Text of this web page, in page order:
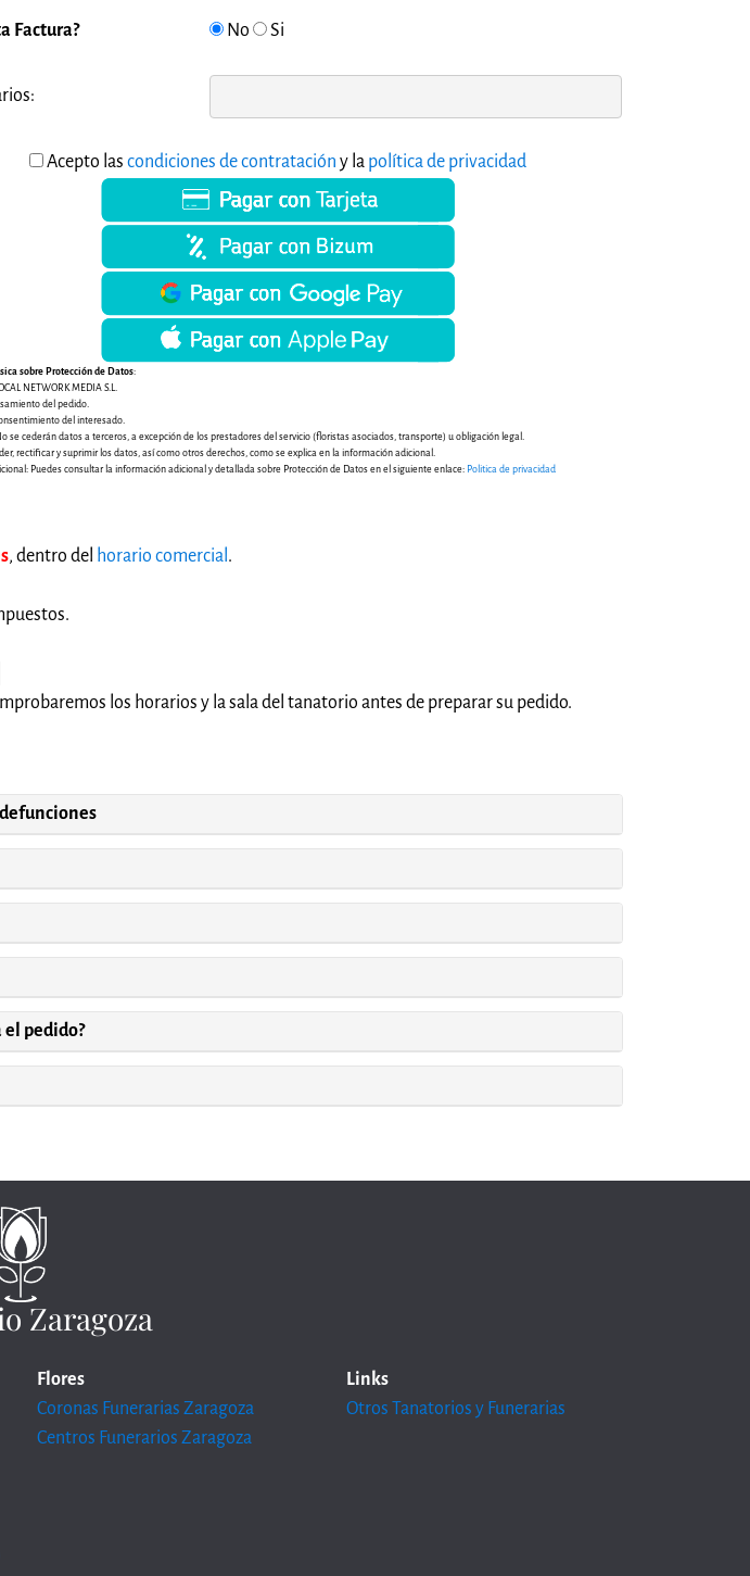
Factura? No Si
Acepto las condiciones de contratación y la política de privacidad
sobre Protección de Datos:
NETWORK MEDIA S.L.
del pedido.
del interesado.
se cederán datos a terceros, a excepción de los prestadores del servicio (floristas asociados, transporte) u obligación legal.
rectificar y suprimir los datos, así como otros derechos, como se explica en la información adicional.
Puedes consultar la información adicional y detallada sobre Protección de Datos en el siguiente enlace: Politica de privacidad
, dentro del horario comercial .
los horarios y la sala del tanatorio antes de preparar su pedido.
pedido?
Zaragoza
Flores
Coronas Funerarias Zaragoza
Centros Funerarios Zaragoza
Links
Otros Tanatorios y Funerarias